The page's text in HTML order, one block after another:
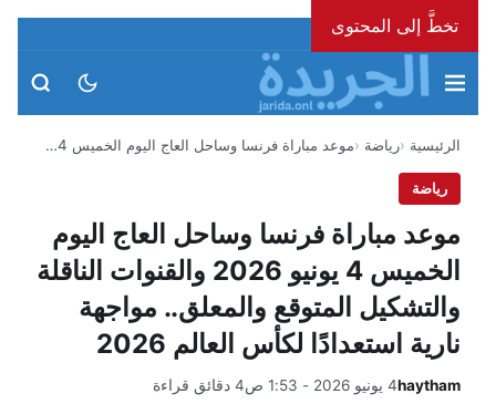
تخطَّ إلى المحتوى
الجمعة، 7 أغسطس 2026
الرئيسية رياضة موعد مباراة فرنسا وساحل العاج اليوم الخميس 4…
رياضة
موعد مباراة فرنسا وساحل العاج اليوم
الخميس 4 يونيو 2026 والقنوات الناقلة
والتشكيل المتوقع والمعلق.. مواجهة
نارية استعدادًا لكأس العالم 2026
haytham4 يونيو 2026 - 1:53 ص 4 دقائق قراءة